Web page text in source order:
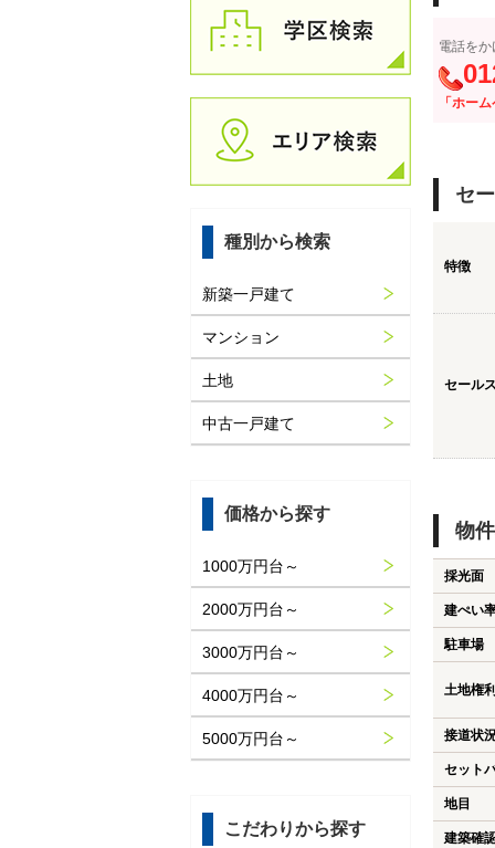
電話を
「ホー
セ
特徴
セール
物
採光面
建ぺい
駐車場
土地権
接道状
セット
地目
建築確
種別から検索
新築一戸建て
マンション
土地
中古一戸建て
価格から探す
1000万円台～
2000万円台～
3000万円台～
4000万円台～
5000万円台～
こだわりから探す